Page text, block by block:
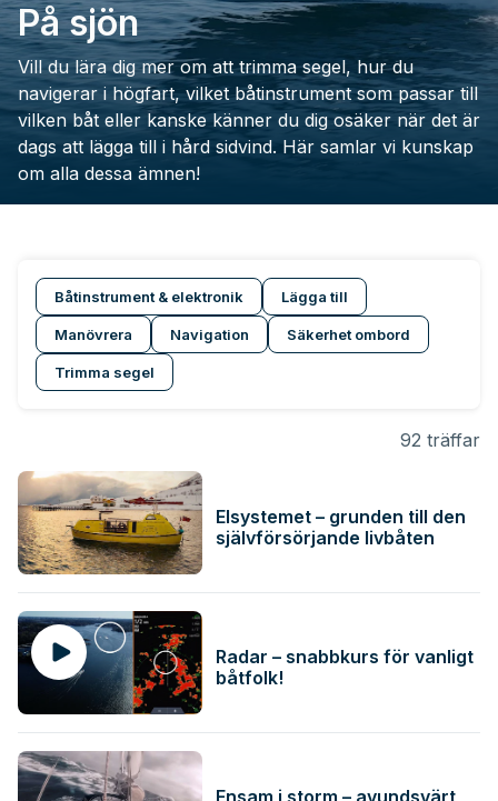
På sjön
Vill du lära dig mer om att trimma segel, hur du
navigerar i högfart, vilket båtinstrument som passar till
vilken båt eller kanske känner du dig osäker när det är
dags att lägga till i hård sidvind. Här samlar vi kunskap
om alla dessa ämnen!
Båtinstrument & elektronik Lägga till
Manövrera Navigation Säkerhet ombord
Trimma segel
92 träffar
Elsystemet – grunden till den
självförsörjande livbåten
Radar – snabbkurs för vanligt
båtfolk!
Ensam i storm – avundsvärt